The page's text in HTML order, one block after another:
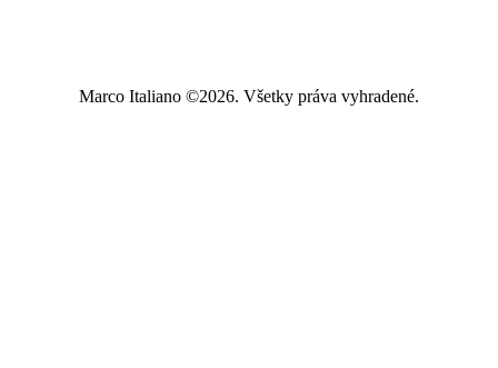
Marco Italiano ©2026. Všetky práva vyhradené.